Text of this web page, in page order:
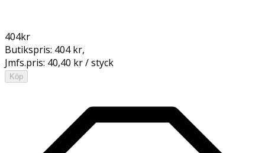
404kr
Butikspris: 404 kr,
Jmfs.pris: 40,40 kr / styck
Köp